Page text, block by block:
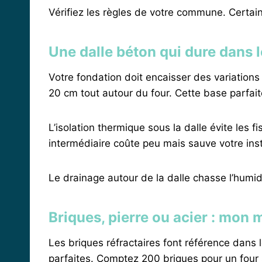
Vérifiez les règles de votre commune.
Une dalle béton qui dure dans
Votre fondation doit encaisser des
20 cm tout autour du four. Cette base
L’isolation thermique sous la dalle évite les
intermédiaire coûte peu mais sauve votre
Le drainage autour de la dalle chasse
Briques, pierre ou acier : mon
Les briques réfractaires font référence
parfaites. Comptez 200 briques pour un